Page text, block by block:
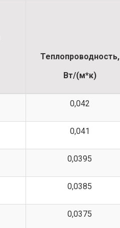
Теплопроводность,
Вт/(м*к)
0,042
0,041
0,0395
0,0385
0,0375